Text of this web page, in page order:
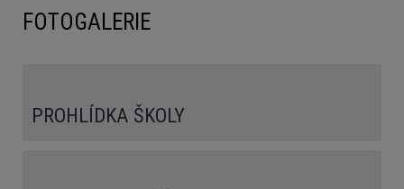
FOTOGALERIE
PROHLÍDKA ŠKOLY